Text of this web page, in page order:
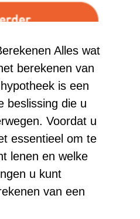
Alles wat
berekenen van
is een
beslissing die u
Voordat u
essentieel om te
lenen en welke
u kunt
van een